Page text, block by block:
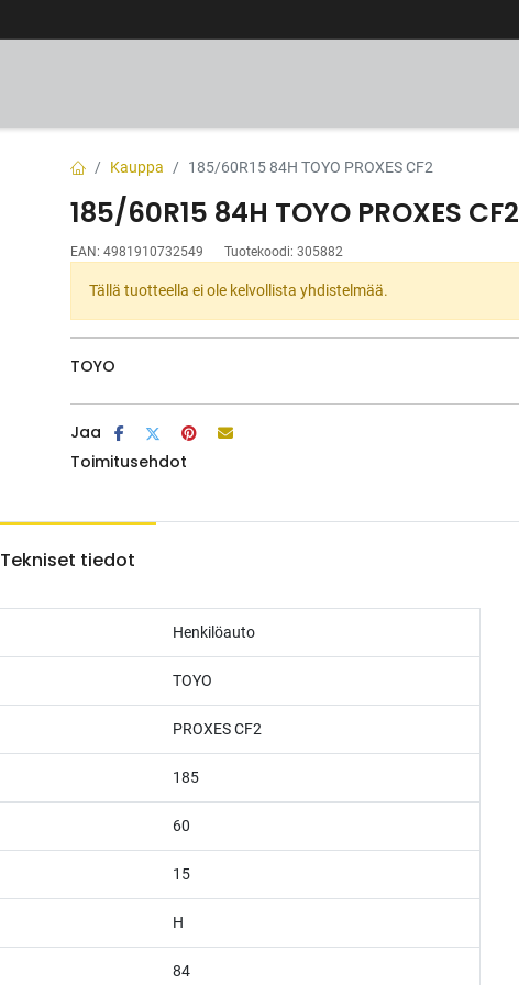
Kauppa 185/60R15 84H TOYO PROXES CF2
185/60R15 84H TOYO PROXES CF2
EAN: 4981910732549 Tuotekoodi: 305882
Tällä tuotteella ei ole kelvollista yhdistelmää.
TOYO
Jaa
Toimitusehdot
Tekniset tiedot
Henkilöauto
TOYO
PROXES CF2
185
60
15
H
84